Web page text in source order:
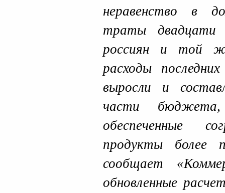
неравенство в
траты двадцати
россиян и той
расходы
выросли и
части
обеспеченные
продукты более
сообщает
обновленные